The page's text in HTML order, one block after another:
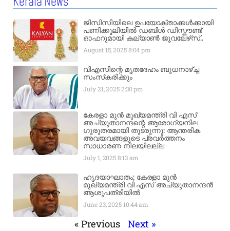
ജിസിസിയിലെ ഉപയോക്താക്കൾക്കായി
പണിക്കൂലിയിൽ ഡബിൾ ഡിസ്കൗണ്ട്
ഓഫറുമായി കല്യാൺ ജൂവലേഴ്‌സ്..
August 15, 20258:04 pm
വിഎസിന്റെ മൃതദേഹം ബുധനാഴ്ച്ച
സംസ്‌കരിക്കും
July 21, 20252:30 pm
കേരളാ മുൻ മുഖ്യമന്ത്രി വി എസ്
അച്യുതാനന്ദന്റെ ആരോഗ്യനില
ഗുരുതരമായി തുടരുന്നു: ആന്തരിക
അവയവങ്ങളുടെ പ്രവർത്തനം
സാധാരണ നിലയിലല്ല
July 1, 20258:13 am
ഹൃദയാഘാതം; കേരളാ മുൻ
മുഖ്യമന്ത്രി വി എസ് അച്യുതാനന്ദൻ
ആശുപത്രിയിൽ
June 23, 2025 10:44 am
« Previous Next »